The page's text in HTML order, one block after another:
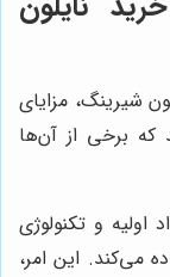
شیرینگ، مزایای
که برخی از آن‌ها
اولیه و تکنولوژی
می‌کند. این امر،